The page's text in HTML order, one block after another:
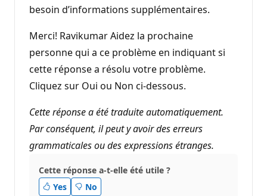
besoin d’informations supplémentaires.
Merci! Ravikumar Aidez la prochaine
personne qui a ce problème en indiquant si
cette réponse a résolu votre problème.
Cliquez sur Oui ou Non ci-dessous.
Cette réponse a été traduite automatiquement.
Par conséquent, il peut y avoir des erreurs
grammaticales ou des expressions étranges.
Cette réponse a-t-elle été utile ?
Yes
No